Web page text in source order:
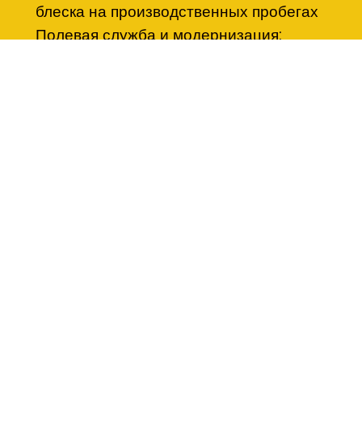
блеска на производственных пробегах
Полевая служба и модернизация: